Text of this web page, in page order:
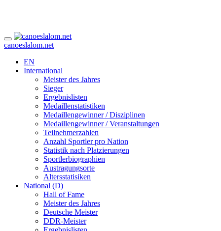
canoeslalom.net
EN
International
Meister des Jahres
Sieger
Ergebnislisten
Medaillenstatistiken
Medaillengewinner / Disziplinen
Medaillengewinner / Veranstaltungen
Teilnehmerzahlen
Anzahl Sportler pro Nation
Statistik nach Platzierungen
Sportlerbiographien
Austragungsorte
Altersstatisiken
National (D)
Hall of Fame
Meister des Jahres
Deutsche Meister
DDR-Meister